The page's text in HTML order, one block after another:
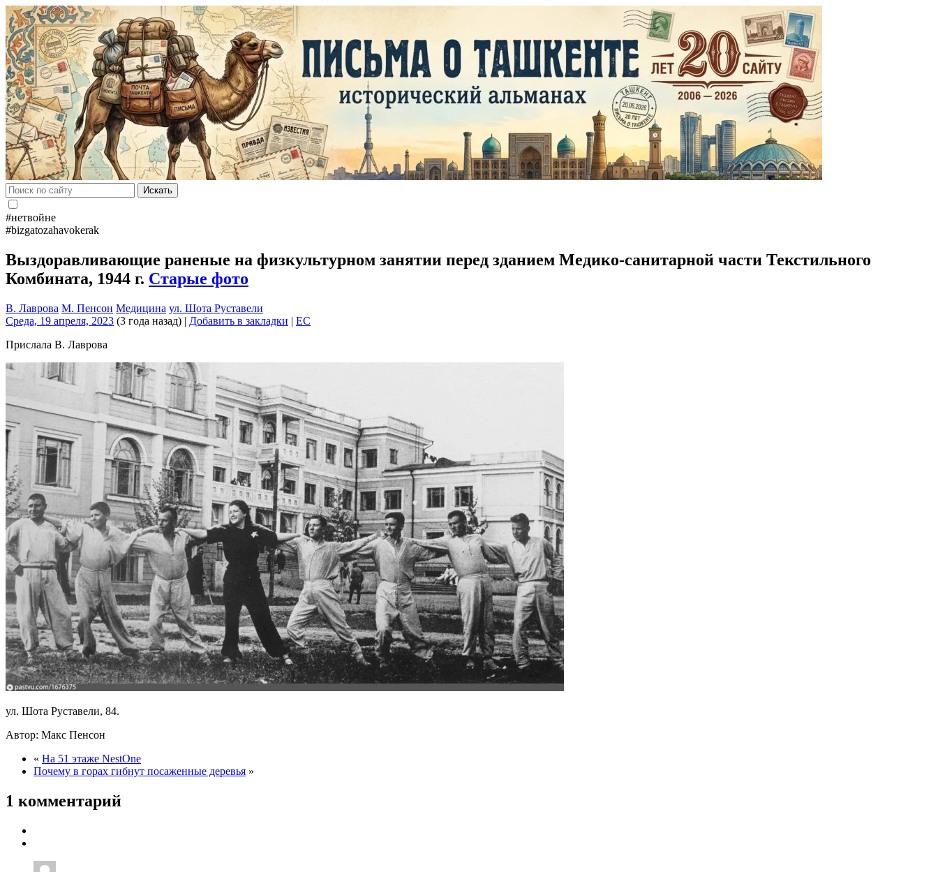
Искать
#нетвойне
#bizgatozahavokerak
Выздоравливающие раненые на физкультурном занятии перед зданием Медико-санитарной части Текстильного
Комбината, 1944 г. Старые фото
В. Лаврова М. Пенсон Медицина ул. Шота Руставели
Среда, 19 апреля, 2023 (3 года назад) | Добавить в закладки | EC
Прислала В. Лаврова
ул. Шота Руставели, 84.
Автор: Макс Пенсон
« На 51 этаже NestOne
Почему в горах гибнут посаженные деревья »
1 комментарий